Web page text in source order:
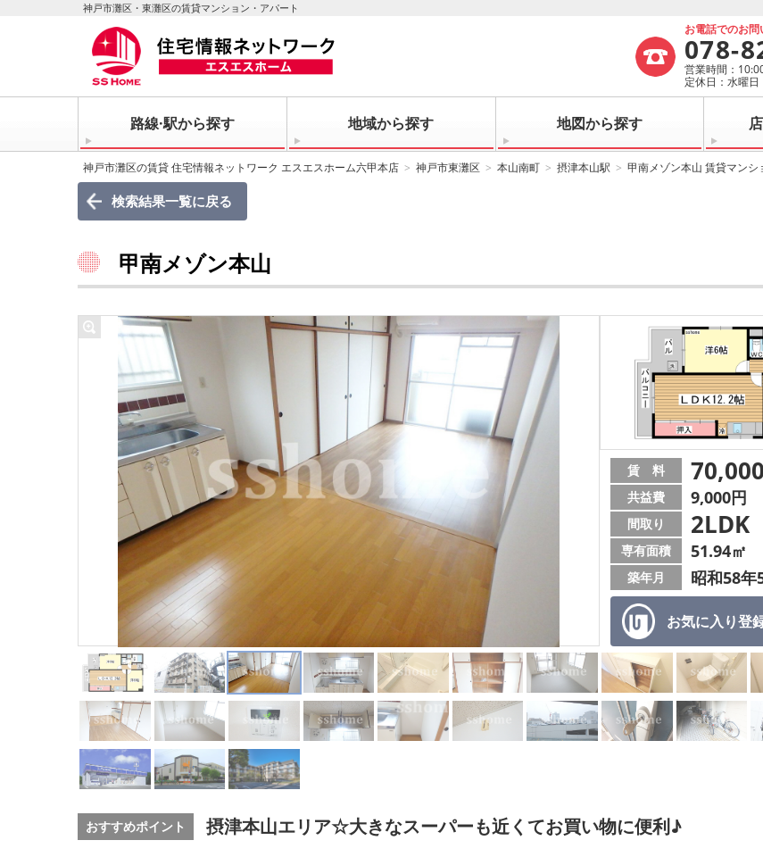
神戸市灘区・東灘区の賃貸マンション・アパート
お電話でのお問
078-
営業時間：
定休日：水曜日
路線·駅から探す 地域から探す 地図から探す
神戸市灘区の賃貸 住宅情報ネットワーク エスエスホーム六甲本店 神戸市東灘区 本山南町 摂津本山駅 甲南メゾン本山 賃貸マンシ
検索結果一覧に戻る
甲南メゾン本山
お気に入り登
賃 料 70,000
共益費 9,000円
間取り 2LDK
専有面積 51.94㎡
築年月 昭和58年
おすすめポイント 摂津本山エリア☆大きなスーパーも近くてお買い物に便利♪